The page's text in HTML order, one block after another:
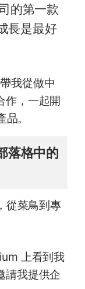
的第一款
長是最好
我從做中
作，一起開
。
落格中的
從菜鳥到專
上看到我
請我提供企